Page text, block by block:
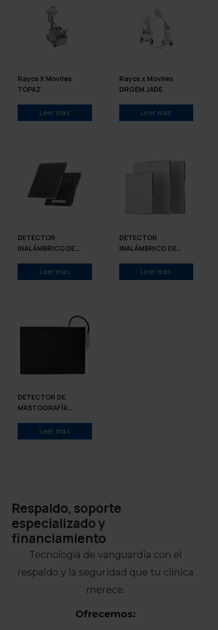
Rayos X Moviles
TOPAZ
Leer más
Rayos x Moviles
DRGEM JADE
Leer más
DETECTOR
INALÁMBRICO DE
VIVIX-S SERIES F
GLASSLESS
Leer más
DETECTOR
INALÁMBRICO DE
VIVIX-S SERIES
Leer más
DETECTOR DE
MASTOGRAFÍA
VIVIX-M 2430S
Leer más
Respaldo, soporte
especializado y
financiamiento
Tecnología de vanguardia con el
respaldo y la seguridad que tu clínica
merece.
Ofrecemos: